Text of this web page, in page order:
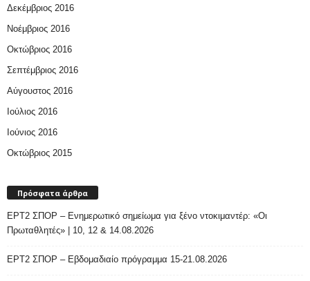
Δεκέμβριος 2016
Νοέμβριος 2016
Οκτώβριος 2016
Σεπτέμβριος 2016
Αύγουστος 2016
Ιούλιος 2016
Ιούνιος 2016
Οκτώβριος 2015
Πρόσφατα άρθρα
ΕΡΤ2 ΣΠΟΡ – Ενημερωτικό σημείωμα για ξένο ντοκιμαντέρ: «Οι
Πρωταθλητές» | 10, 12 & 14.08.2026
ΕΡΤ2 ΣΠΟΡ – Εβδομαδιαίο πρόγραμμα 15-21.08.2026